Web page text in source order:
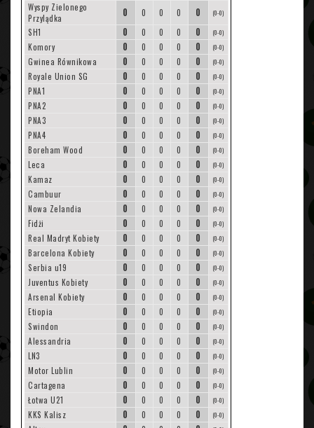
Wyspy Zielonego
Przylądka
0 0 0 0 0 (0-0)
SH1 0 0 0 0 0 (0-0)
Komory 0 0 0 0 0 (0-0)
Gwinea Równikowa 0 0 0 0 0 (0-0)
Royale Union SG 0 0 0 0 0 (0-0)
PNA1 0 0 0 0 0 (0-0)
PNA2 0 0 0 0 0 (0-0)
PNA3 0 0 0 0 0 (0-0)
PNA4 0 0 0 0 0 (0-0)
Boreham Wood 0 0 0 0 0 (0-0)
Leca 0 0 0 0 0 (0-0)
Kamaz 0 0 0 0 0 (0-0)
Cambuur 0 0 0 0 0 (0-0)
Nowa Zelandia 0 0 0 0 0 (0-0)
Fidżi 0 0 0 0 0 (0-0)
Real Madryt Kobiety 0 0 0 0 0 (0-0)
Barcelona Kobiety 0 0 0 0 0 (0-0)
Serbia u19 0 0 0 0 0 (0-0)
Juventus Kobiety 0 0 0 0 0 (0-0)
Arsenal Kobiety 0 0 0 0 0 (0-0)
Etiopia 0 0 0 0 0 (0-0)
Swindon 0 0 0 0 0 (0-0)
Alessandria 0 0 0 0 0 (0-0)
LN3 0 0 0 0 0 (0-0)
Motor Lublin 0 0 0 0 0 (0-0)
Cartagena 0 0 0 0 0 (0-0)
Łotwa U21 0 0 0 0 0 (0-0)
KKS Kalisz 0 0 0 0 0 (0-0)